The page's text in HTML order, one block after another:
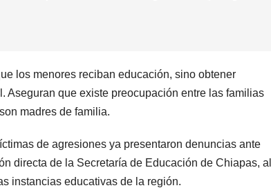
los menores reciban educación, sino obtener
que existe preocupación entre las familias
madres de familia.
de agresiones ya presentaron denuncias ante
directa de la Secretaría de Educación de Chiapas, al
instancias educativas de la región.